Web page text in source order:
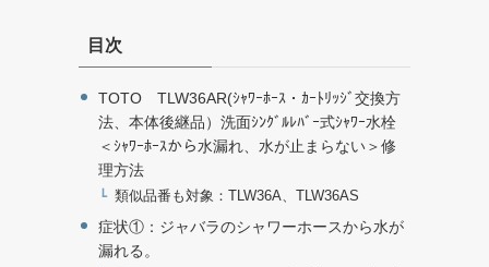
目次
TOTO TLW36AR(ｼｬﾜｰﾎｰｽ・ｶｰﾄﾘｯｼﾞ交換方
法、本体後継品）洗面ｼﾝｸﾞﾙﾚﾊﾞｰ式ｼｬﾜｰ水栓
＜ｼｬﾜｰﾎｰｽから水漏れ、水が止まらない＞修
理方法
類似品番も対象：TLW36A、TLW36AS
症状①：ジャバラのシャワーホースから水が
漏れる。